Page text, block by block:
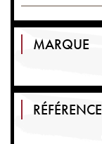
MARQUE
RÉFÉRENCE